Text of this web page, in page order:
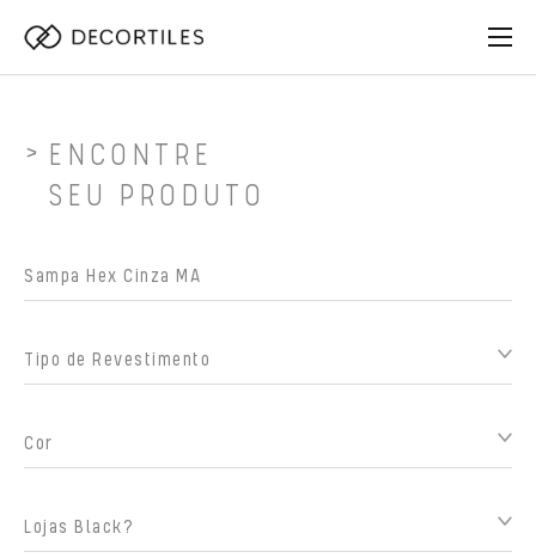
ENCONTRE
SEU PRODUTO
Tipo de Revestimento
Cor
Lojas Black?